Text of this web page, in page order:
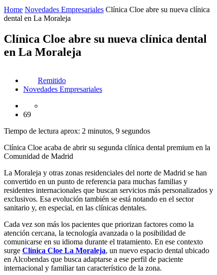
Home Novedades Empresariales Clínica Cloe abre su nueva clínica
dental en La Moraleja
Clínica Cloe abre su nueva clínica dental
en La Moraleja
Remitido
Novedades Empresariales
69
Tiempo de lectura aprox: 2 minutos, 9 segundos
Clínica Cloe acaba de abrir su segunda clínica dental premium en la
Comunidad de Madrid
La Moraleja y otras zonas residenciales del norte de Madrid se han
convertido en un punto de referencia para muchas familias y
residentes internacionales que buscan servicios más personalizados y
exclusivos. Esa evolución también se está notando en el sector
sanitario y, en especial, en las clínicas dentales.
Cada vez son más los pacientes que priorizan factores como la
atención cercana, la tecnología avanzada o la posibilidad de
comunicarse en su idioma durante el tratamiento. En ese contexto
surge Clínica Cloe La Moraleja, un nuevo espacio dental ubicado
en Alcobendas que busca adaptarse a ese perfil de paciente
internacional y familiar tan característico de la zona.